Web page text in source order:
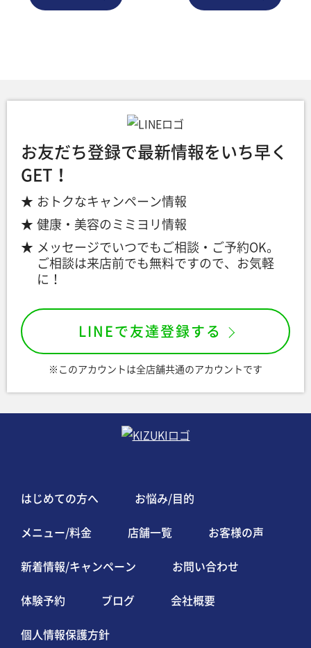
お友だち登録で最新情報をいち早く
GET！
おトクなキャンペーン情報
健康・美容のミミヨリ情報
メッセージでいつでもご相談・ご予約OK。
ご相談は来店前でも無料ですので、お気軽
に！
LINEで友達登録する
※このアカウントは全店舗共通のアカウントです
はじめての方へ お悩み/目的
メニュー/料金 店舗一覧 お客様の声
新着情報/キャンペーン お問い合わせ
体験予約 ブログ 会社概要
個人情報保護方針